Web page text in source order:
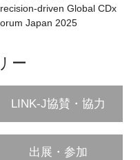
driven Global CDx
Japan 2025
ー
LINK-J協賛・協力
出展・参加